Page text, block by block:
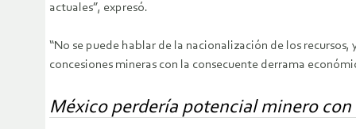
actuales”, expresó.
“No se puede hablar de la nacionalización de los
concesiones mineras con la consecuente derrama
México perdería potencial minero